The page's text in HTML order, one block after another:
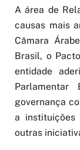
A área de
causas mais
Câmara
Brasil, o
entidade
Parlamentar
governança
a
outras